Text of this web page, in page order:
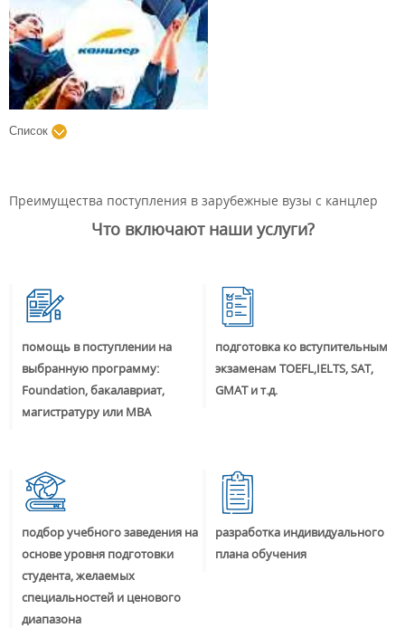
Список
Преимущества поступления в зарубежные вузы с канцлер
Что включают наши услуги?
помощь в поступлении на
выбранную программу:
Foundation, бакалавриат,
магистратуру или MBA
подготовка ко вступительным
экзаменам TOEFL,IELTS, SAT,
GMAT и т.д.
подбор учебного заведения на
основе уровня подготовки
студента, желаемых
специальностей и ценового
диапазона
разработка индивидуального
плана обучения